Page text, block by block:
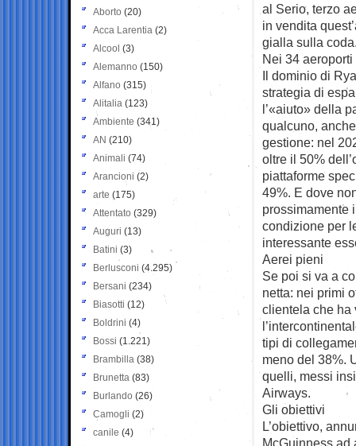
al Serio, terzo
in vendita
gialla sulla
Nei 34 aeroporti
Il dominio di
strategia di
l’«aiuto» della
qualcuno,
gestione: nel
oltre il 50%
piattaforme
49%. E dove
prossimamente
condizione per
interessante
Aerei pieni
Se poi si va a
netta: nei primi
clientela che ha
tipi di
meno del 38%.
quelli, messi
Airways.
Gli obiettivi
L’obiettivo,
McGuinness ad
Aborto (20)
Acca Larentia (2)
Alcool (3)
Alemanno (150)
Alfano (315)
Alitalia (123)
Ambiente (341)
AN (210)
Animali (74)
Arancioni (2)
arte (175)
Attentato (329)
Auguri (13)
Batini (3)
Berlusconi (4.295)
Bersani (234)
Biasotti (12)
Boldrini (4)
Bossi (1.221)
Brambilla (38)
Brunetta (83)
Burlando (26)
Camogli (2)
canile (4)